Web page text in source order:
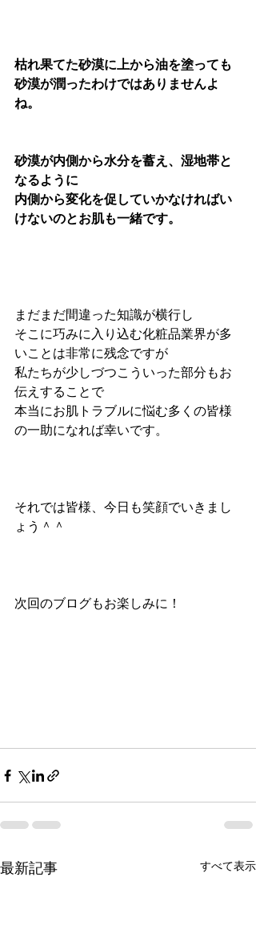
枯れ果てた砂漠に上から油を塗っても
砂漠が潤ったわけではありませんよ
ね。
砂漠が内側から水分を蓄え、湿地帯と
なるように
内側から変化を促していかなければい
けないのとお肌も一緒です。
まだまだ間違った知識が横行し
そこに巧みに入り込む化粧品業界が多
いことは非常に残念ですが
私たちが少しづつこういった部分もお
伝えすることで
本当にお肌トラブルに悩む多くの皆様
の一助になれば幸いです。
それでは皆様、今日も笑顔でいきまし
ょう＾＾
次回のブログもお楽しみに！
最新記事 すべて表示